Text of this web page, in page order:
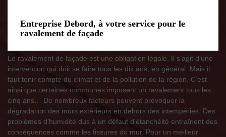
Entreprise Debord, à votre service pour le
ravalement de façade
Le ravalement de façade est une obligation légale. Il s’agit d’une
intervention qui doit se faire tous les dix ans, en général. Mais il
faut tenir compte du climat et de la pollution de la région. C’est
ainsi que certaines communes imposent un ravalement tous les
cinq ans… De nombreux facteurs peuvent provoquer la
dégradation des murs extérieurs en dehors des intempéries. Des
problèmes d’humidité dus à un défaut d’étanchéité entraînent des
conséquences comme les fissures du mur. Pour un meilleur